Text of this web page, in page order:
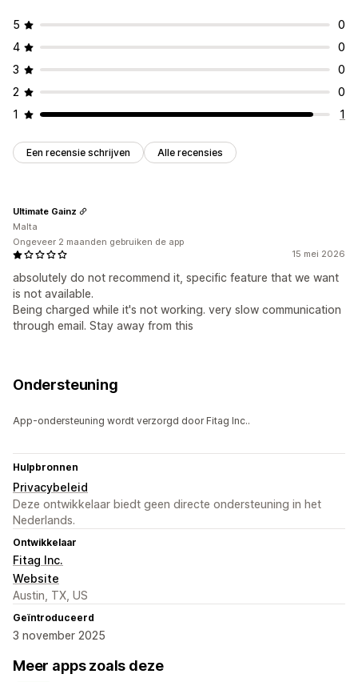
5
0
4
0
3
0
2
0
1
1
Een recensie schrijven Alle recensies
15 mei 2026
absolutely do not recommend it, specific feature that we want
is not available.
Being charged while it's not working. very slow communication
through email. Stay away from this
Ultimate Gainz
Malta
Ongeveer 2 maanden gebruiken de app
Ondersteuning
App-ondersteuning wordt verzorgd door Fitag Inc..
Hulpbronnen
Privacybeleid
Deze ontwikkelaar biedt geen directe ondersteuning in het
Nederlands.
Ontwikkelaar
Fitag Inc.
Website
Austin, TX, US
Geïntroduceerd
3 november 2025
Meer apps zoals deze